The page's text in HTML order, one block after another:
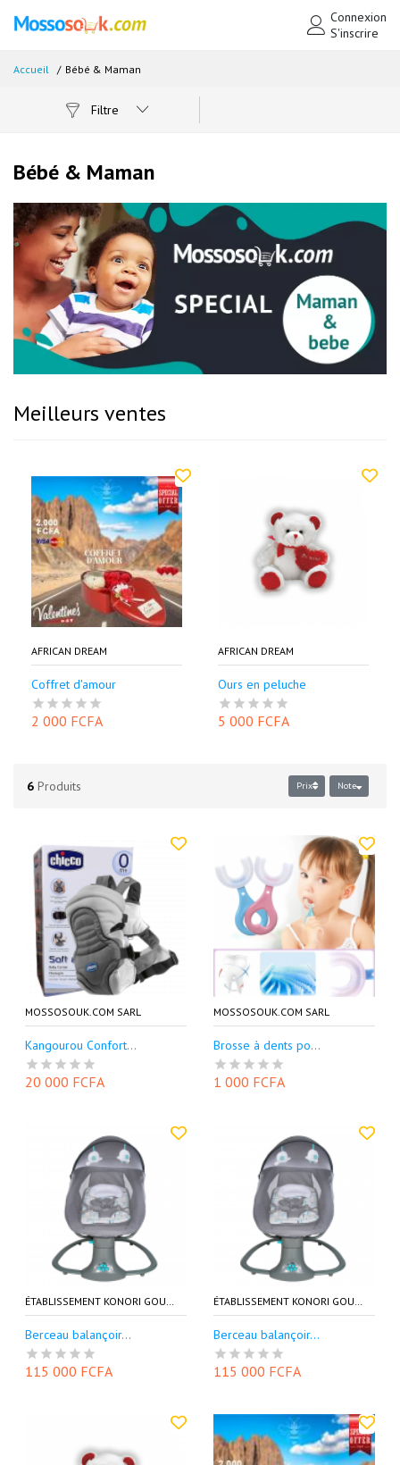
Connexion
S'inscrire
Accueil Bébé & Maman
Filtre
Bébé & Maman
Meilleurs ventes
AFRICAN DREAM
Coffret d'amour
2 000 FCFA
AFRICAN DREAM
Ours en peluche
5 000 FCFA
6 Produits Prix Note
MOSSOSOUK.COM SARL
Kangourou Confort...
20 000 FCFA
MOSSOSOUK.COM SARL
Brosse à dents po...
1 000 FCFA
ÉTABLISSEMENT KONORI GOURIA EKG
Berceau balançoir...
115 000 FCFA
ÉTABLISSEMENT KONORI GOURIA EKG
Berceau balançoir...
115 000 FCFA